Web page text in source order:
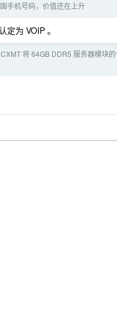
手机号码，价值还在上升
为 VOIP 。
将 64GB DDR5 服务器模块